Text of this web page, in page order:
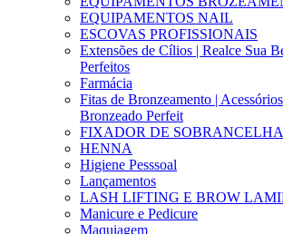
EQUIPAMENTOS NAIL
ESCOVAS PROFISSIONAIS
Extensões de Cílios | Realce Sua
Perfeitos
Farmácia
Fitas de Bronzeamento |
Bronzeado Perfeit
FIXADOR DE
HENNA
Higiene Pesssoal
Lançamentos
LASH LIFTING E BROW
Manicure e Pedicure
Maquiagem